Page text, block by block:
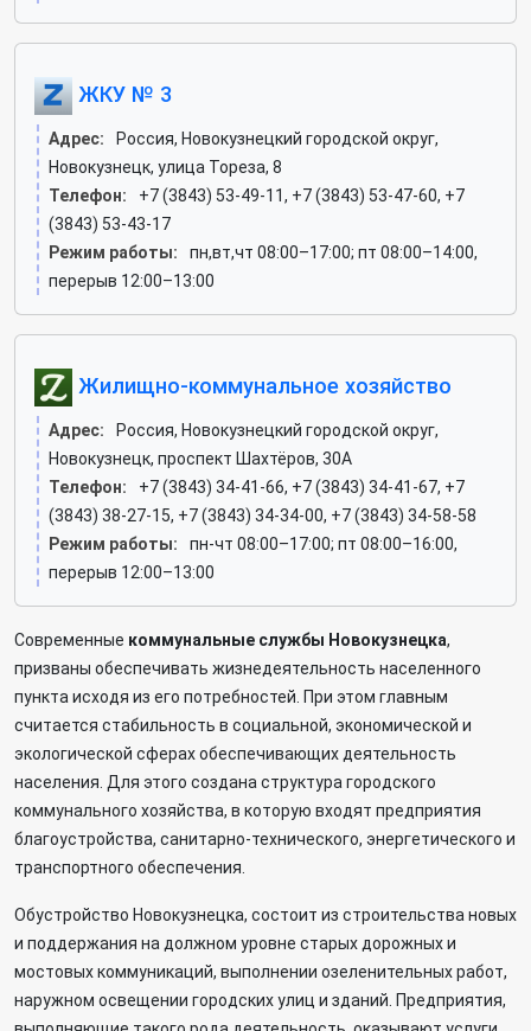
ЖКУ № 3
Адрес:
Россия, Новокузнецкий городской округ,
Новокузнецк, улица Тореза, 8
Телефон:
+7 (3843) 53-49-11, +7 (3843) 53-47-60, +7
(3843) 53-43-17
Режим работы:
пн,вт,чт 08:00–17:00; пт 08:00–14:00,
перерыв 12:00–13:00
Жилищно-коммунальное хозяйство
Адрес:
Россия, Новокузнецкий городской округ,
Новокузнецк, проспект Шахтёров, 30А
Телефон:
+7 (3843) 34-41-66, +7 (3843) 34-41-67, +7
(3843) 38-27-15, +7 (3843) 34-34-00, +7 (3843) 34-58-58
Режим работы:
пн-чт 08:00–17:00; пт 08:00–16:00,
перерыв 12:00–13:00
Современные коммунальные службы Новокузнецка,
призваны обеспечивать жизнедеятельность населенного
пункта исходя из его потребностей. При этом главным
считается стабильность в социальной, экономической и
экологической сферах обеспечивающих деятельность
населения. Для этого создана структура городского
коммунального хозяйства, в которую входят предприятия
благоустройства, санитарно-технического, энергетического и
транспортного обеспечения.
Обустройство Новокузнецка, состоит из строительства новых
и поддержания на должном уровне старых дорожных и
мостовых коммуникаций, выполнении озеленительных работ,
наружном освещении городских улиц и зданий. Предприятия,